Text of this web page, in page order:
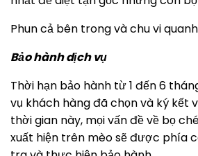
Phun cả bên trong và chu vi
Bảo hành dịch vụ
Thời hạn bảo hành từ 1 đến 6
vụ khách hàng đã chọn và ký kết
thời gian này, mọi vấn đề về bọ
xuất hiện trên mèo sẽ được phía